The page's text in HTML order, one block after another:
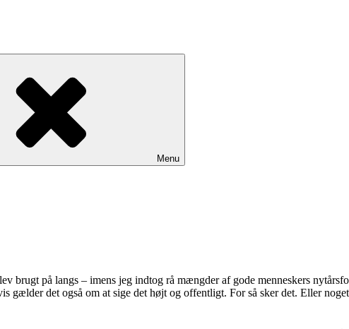
Menu
brugt på langs – imens jeg indtog rå mængder af gode menneskers
gælder det også om at sige det højt og offentligt. For så sker det. Eller